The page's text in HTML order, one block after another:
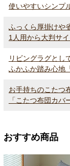
使いやすいシンプ
ふっくら厚掛けや
1人用から大判サ
リビングラグとし
ふかふか踏み心地
お手持ちのこたつ
「こたつ布団カバ
おすすめ商品